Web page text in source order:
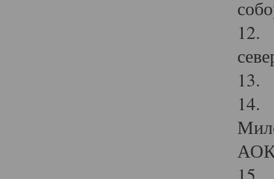
12.
13.
14.